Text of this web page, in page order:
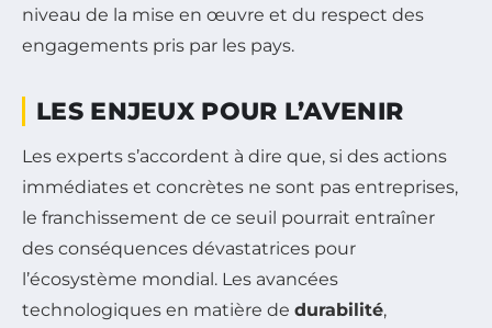
niveau de la mise en œuvre et du respect des
engagements pris par les pays.
LES ENJEUX POUR L’AVENIR
Les experts s’accordent à dire que, si des actions
immédiates et concrètes ne sont pas entreprises,
le franchissement de ce seuil pourrait entraîner
des conséquences dévastatrices pour
l’écosystème mondial. Les avancées
technologiques en matière de durabilité,